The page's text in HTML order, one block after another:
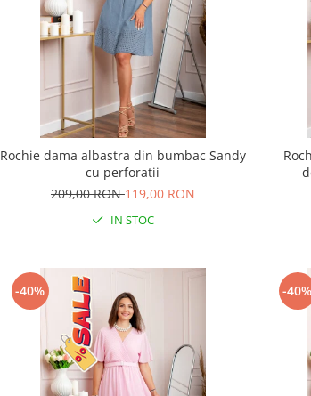
Rochie dama albastra din bumbac Sandy
cu perforatii
209,00 RON119,00 RON
IN STOC
-40% -40%